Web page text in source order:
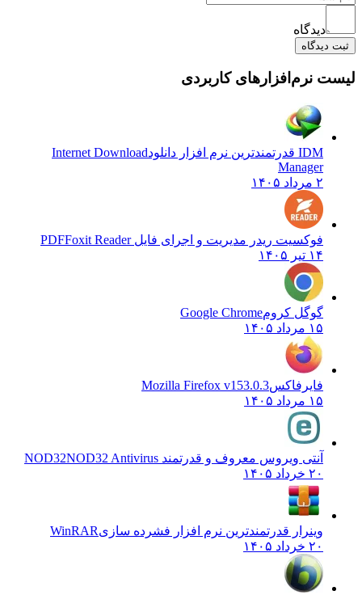
دیدگاه
ثبت دیدگاه
لیست نرم‌افزارهای کاربردی
IDM قدرتمندترین نرم افزار دانلود
Internet Download
Manager
۲ مرداد ۱۴۰۵
فوکسیت ریدر مدیریت و اجرای فایل PDFFoxit Reader
۱۴ تیر ۱۴۰۵
گوگل کرومGoogle Chrome
۱۵ مرداد ۱۴۰۵
فایرفاکسMozilla Firefox v153.0.3
۱۵ مرداد ۱۴۰۵
آنتی ویروس معروف و قدرتمند NOD32 NOD32 Antivirus
۲۰ خرداد ۱۴۰۵
وینرار قدرتمندترین نرم افزار فشرده سازیWinRAR
۲۰ خرداد ۱۴۰۵